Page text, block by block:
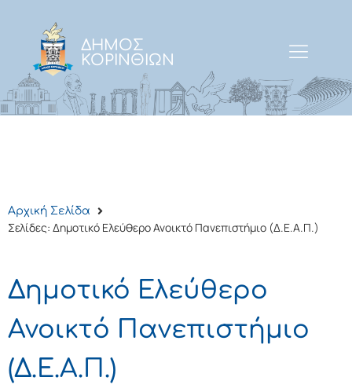
ΔΗΜΟΣ
ΚΟΡΙΝΘΙΩΝ
Αρχική Σελίδα
Σελίδες: Δημοτικό Ελεύθερο Ανοικτό Πανεπιστήμιο (Δ.Ε.Α.Π.)
Δημοτικό Ελεύθερο
Ανοικτό Πανεπιστήμιο
(Δ.Ε.Α.Π.)